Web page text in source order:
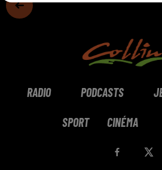
RADIO PODCASTS
SPORT CINÉMA